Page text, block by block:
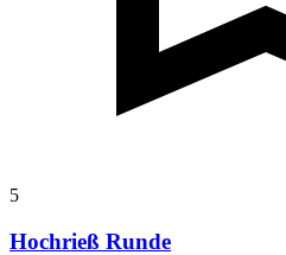
5
Hochrieß Runde